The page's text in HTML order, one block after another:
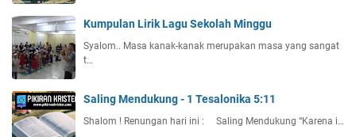
Kumpulan Lirik Lagu Sekolah Minggu
Syalom.. Masa kanak-kanak merupakan masa yang sangat
t…
Saling Mendukung - 1 Tesalonika 5:11
Shalom ! Renungan hari ini : Saling Mendukung “Karena i…